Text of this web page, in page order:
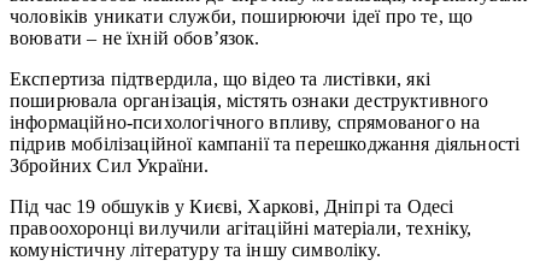
чоловіків уникати служби, поширюючи ідеї про те, що
воювати – не їхній обов’язок.
Експертиза підтвердила, що відео та листівки, які
поширювала організація, містять ознаки деструктивного
інформаційно-психологічного впливу, спрямованого на
підрив мобілізаційної кампанії та перешкоджання діяльності
Збройних Сил України.
Під час 19 обшуків у Києві, Харкові, Дніпрі та Одесі
правоохоронці вилучили агітаційні матеріали, техніку,
комуністичну літературу та іншу символіку.